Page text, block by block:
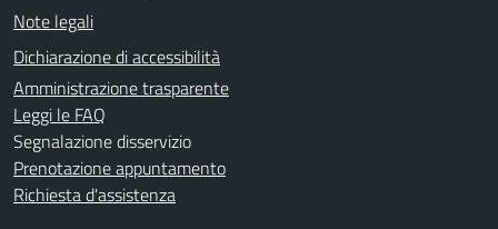
Note legali
Dichiarazione di accessibilità
Amministrazione trasparente
Leggi le FAQ
Segnalazione disservizio
Prenotazione appuntamento
Richiesta d'assistenza